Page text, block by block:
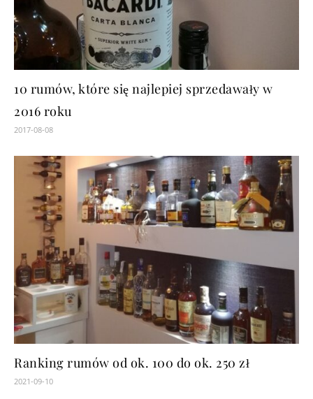
10 rumów, które się najlepiej sprzedawały w
2016 roku
2017-08-08
Ranking rumów od ok. 100 do ok. 250 zł
2021-09-10